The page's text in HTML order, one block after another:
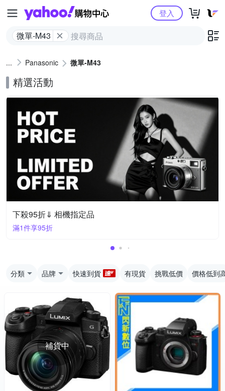
Yahoo購物中心
微單-M43
登入
Panasonic 微單-M43
精選活動
下殺95折⇓ 相機指定品
滿1件享95折
分類 品牌 快速到貨 有現貨 挑戰低價 價格低到
補貨中